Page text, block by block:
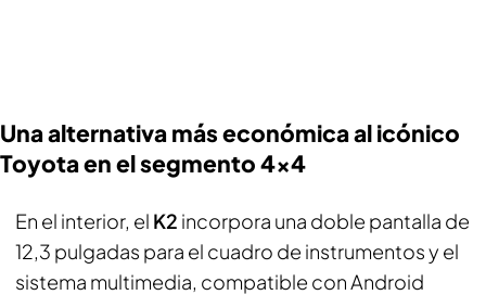
Una alternativa más económica al icónico
Toyota en el segmento 4x4
En el interior, el K2 incorpora una doble pantalla de
12,3 pulgadas para el cuadro de instrumentos y el
sistema multimedia, compatible con Android